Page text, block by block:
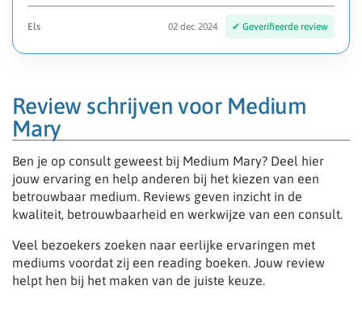
Els 02 dec 2024
Review schrijven voor Medium
Mary
Ben je op consult geweest bij Medium Mary? Deel hier
jouw ervaring en help anderen bij het kiezen van een
betrouwbaar medium. Reviews geven inzicht in de
kwaliteit, betrouwbaarheid en werkwijze van een consult.
Veel bezoekers zoeken naar eerlijke ervaringen met
mediums voordat zij een reading boeken. Jouw review
helpt hen bij het maken van de juiste keuze.